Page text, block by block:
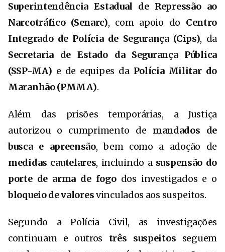
Superintendência Estadual de Repressão ao
Narcotráfico (Senarc), com apoio do Centro
Integrado de Polícia de Segurança (Cips), da
Secretaria de Estado da Segurança Pública
(SSP-MA) e de equipes da Polícia Militar do
Maranhão (PMMA).
Além das prisões temporárias, a Justiça
autorizou o cumprimento de mandados de
busca e apreensão, bem como a adoção de
medidas cautelares, incluindo a suspensão do
porte de arma de fogodos investigados e o
bloqueio de valoresvinculados aos suspeitos.
Segundo a Polícia Civil, as investigações
continuam e outros três suspeitos seguem